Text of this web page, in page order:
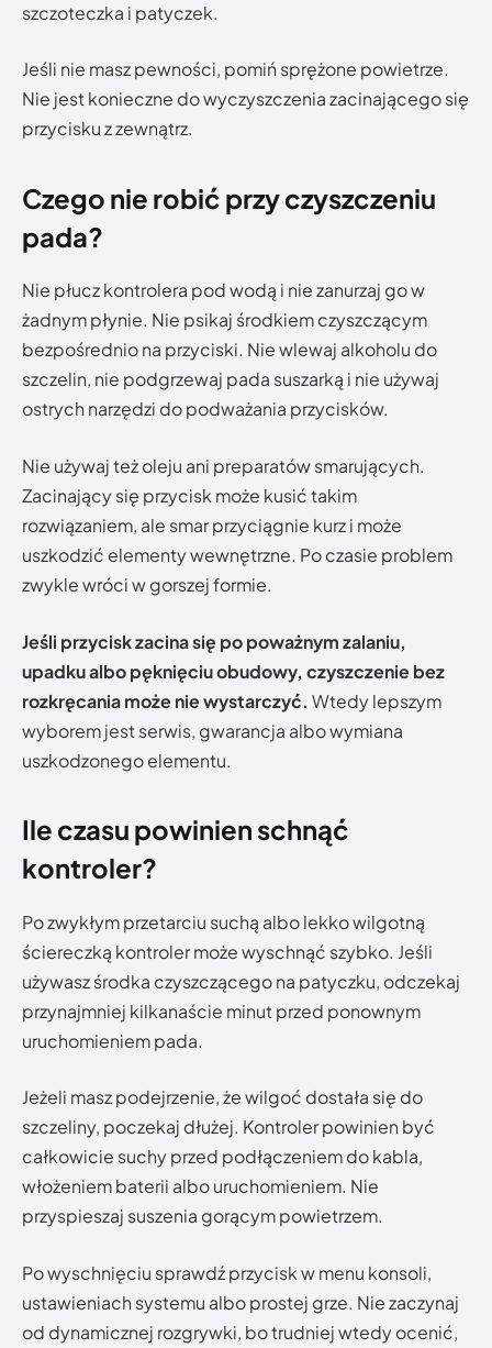
szczoteczka i patyczek.
Jeśli nie masz pewności, pomiń sprężone powietrze.
Nie jest konieczne do wyczyszczenia zacinającego się
przycisku z zewnątrz.
Czego nie robić przy czyszczeniu
pada?
Nie płucz kontrolera pod wodą i nie zanurzaj go w
żadnym płynie. Nie psikaj środkiem czyszczącym
bezpośrednio na przyciski. Nie wlewaj alkoholu do
szczelin, nie podgrzewaj pada suszarką i nie używaj
ostrych narzędzi do podważania przycisków.
Nie używaj też oleju ani preparatów smarujących.
Zacinający się przycisk może kusić takim
rozwiązaniem, ale smar przyciągnie kurz i może
uszkodzić elementy wewnętrzne. Po czasie problem
zwykle wróci w gorszej formie.
Jeśli przycisk zacina się po poważnym zalaniu,
upadku albo pęknięciu obudowy, czyszczenie bez
rozkręcania może nie wystarczyć. Wtedy lepszym
wyborem jest serwis, gwarancja albo wymiana
uszkodzonego elementu.
Ile czasu powinien schnąć
kontroler?
Po zwykłym przetarciu suchą albo lekko wilgotną
ściereczką kontroler może wyschnąć szybko. Jeśli
używasz środka czyszczącego na patyczku, odczekaj
przynajmniej kilkanaście minut przed ponownym
uruchomieniem pada.
Jeżeli masz podejrzenie, że wilgoć dostała się do
szczeliny, poczekaj dłużej. Kontroler powinien być
całkowicie suchy przed podłączeniem do kabla,
włożeniem baterii albo uruchomieniem. Nie
przyspieszaj suszenia gorącym powietrzem.
Po wyschnięciu sprawdź przycisk w menu konsoli,
ustawieniach systemu albo prostej grze. Nie zaczynaj
od dynamicznej rozgrywki, bo trudniej wtedy ocenić,